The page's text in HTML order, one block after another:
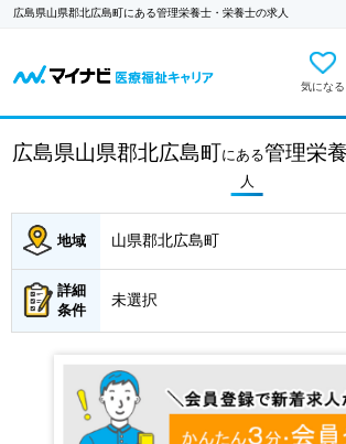
広島県山県郡北広島町にある管理栄養士・栄養士の求人
気になる
広島県山県郡北広島町にある管理栄
人
地域 山県郡北広島町
詳細
条件
未選択